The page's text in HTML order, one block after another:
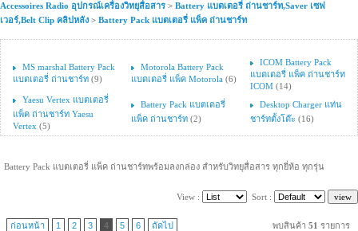
Accessoires Radio อุปกรณ์เครื่องวิทยุสื่อสาร > Battery แบตเตอรี่ ถ่านชาร์ท,Saver เซฟ
เวอร์,Belt Clip คลิปหลัง > Battery Pack แบตเตอรี่ แพ็ค ถ่านชาร์ท
MS marshal Battery Pack
แบตเตอรี่ ถ่านชาร์ท (9)
Motorola Battery Pack
แบตเตอรี่ แพ็ค Motorola (6)
ICOM Battery Pack
แบตเตอรี่ แพ็ค ถ่านชาร์ท
ICOM (14)
Yaesu Vertex แบตเตอรี่
แพ็ค ถ่านชาร์ท Yaesu
Vertex (5)
Battery Pack แบตเตอรี่
แพ็ค ถ่านชาร์ท (2)
Desktop Charger แท่น
ชาร์ทตั้งโต๊ะ (16)
Battery Pack แบตเตอรี่ แพ็ค ถ่านชาร์ทพร้อมลงกล่อง สำหรับวิทยุสื่อสาร ทุกยี่ห้อ ทุกรุ่น
View : Sort :
ก่อนหน้า 1 2 3 4 5 6 ถัดไป พบสินค้า 51 รายการ